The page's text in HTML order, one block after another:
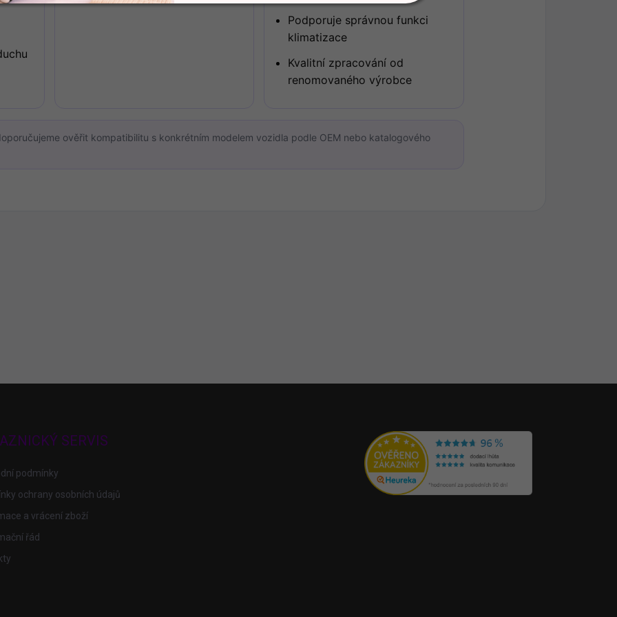
Podporuje správnou funkci
klimatizace
Kvalitní zpracování od
renomovaného výrobce
ověřit kompatibilitu s konkrétním modelem vozidla podle OEM nebo katalogového
SERVIS
podmínky
ochrany osobních údajů
a vrácení zboží
řád